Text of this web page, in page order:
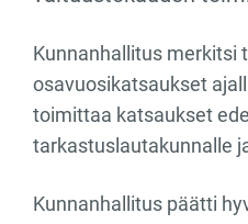
Kunnanhallitus merkitsi
osavuosikatsaukset
toimittaa katsaukset
tarkastuslautakunnalle
Kunnanhallitus päätti